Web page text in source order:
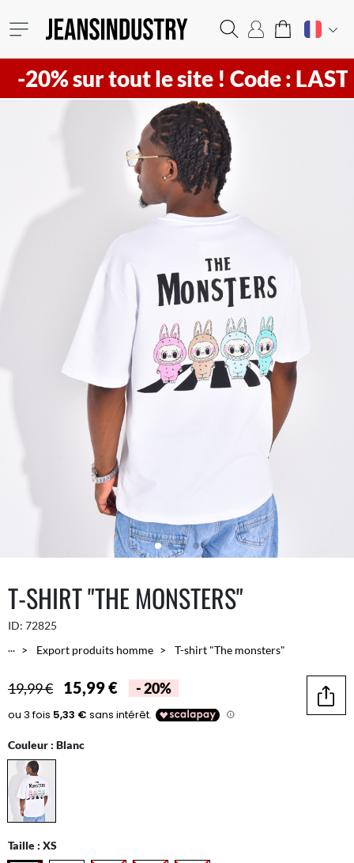
tout le site !Code : LAST20 !
T-SHIRT "THE MONSTERS"
ID: 72825
...
Export produits homme T-shirt "The monsters"
19,99 € 15,99 € - 20%
Couleur : Blanc
Taille : XS